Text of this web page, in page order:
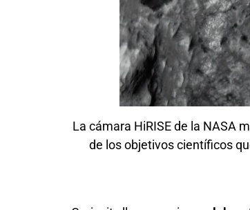
La cámara HiRISE de la NASA
de los objetivos científicos